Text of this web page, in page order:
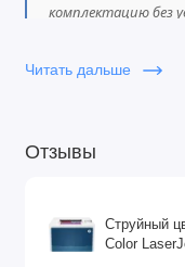
комплектацию без
Читать дальше
Отзывы
Струйный
Color